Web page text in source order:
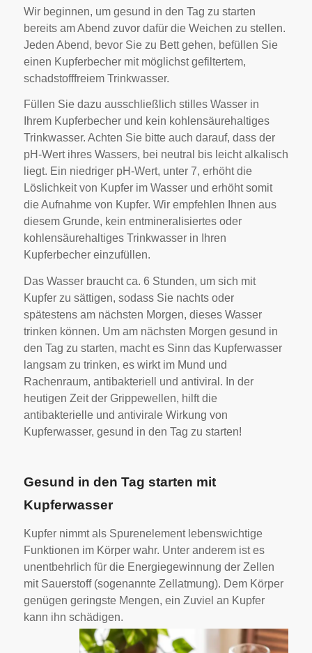
Wir beginnen, um gesund in den Tag zu starten
bereits am Abend zuvor dafür die Weichen zu stellen.
Jeden Abend, bevor Sie zu Bett gehen, befüllen Sie
einen Kupferbecher mit möglichst gefiltertem,
schadstofffreiem Trinkwasser.
Füllen Sie dazu ausschließlich stilles Wasser in
Ihrem Kupferbecher und kein kohlensäurehaltiges
Trinkwasser. Achten Sie bitte auch darauf, dass der
pH-Wert ihres Wassers, bei neutral bis leicht alkalisch
liegt. Ein niedriger pH-Wert, unter 7, erhöht die
Löslichkeit von Kupfer im Wasser und erhöht somit
die Aufnahme von Kupfer. Wir empfehlen Ihnen aus
diesem Grunde, kein entmineralisiertes oder
kohlensäurehaltiges Trinkwasser in Ihren
Kupferbecher einzufüllen.
Das Wasser braucht ca. 6 Stunden, um sich mit
Kupfer zu sättigen, sodass Sie nachts oder
spätestens am nächsten Morgen, dieses Wasser
trinken können. Um am nächsten Morgen gesund in
den Tag zu starten, macht es Sinn das Kupferwasser
langsam zu trinken, es wirkt im Mund und
Rachenraum, antibakteriell und antiviral. In der
heutigen Zeit der Grippewellen, hilft die
antibakterielle und antivirale Wirkung von
Kupferwasser, gesund in den Tag zu starten!
Gesund in den Tag starten mit
Kupferwasser
Kupfer nimmt als Spurenelement lebenswichtige
Funktionen im Körper wahr. Unter anderem ist es
unentbehrlich für die Energiegewinnung der Zellen
mit Sauerstoff (sogenannte Zellatmung). Dem Körper
genügen geringste Mengen, ein Zuviel an Kupfer
kann ihn schädigen.